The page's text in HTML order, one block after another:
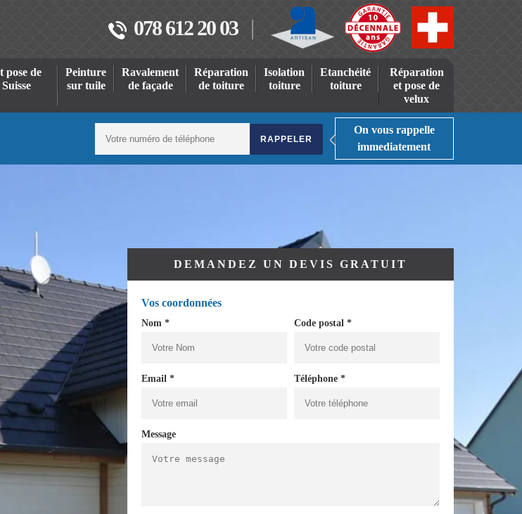
078 612 20 03
pose de
Peinture
sur tuile
Ravalement
de façade
Réparation
de toiture
Isolation
toiture
Etanchéité
toiture
Réparation
et pose de
velux
On vous rappelle
immediatement
DEMANDEZ UN DEVIS GRATUIT
Vos coordonnées
Nom * Code postal *
Email * Téléphone *
Message